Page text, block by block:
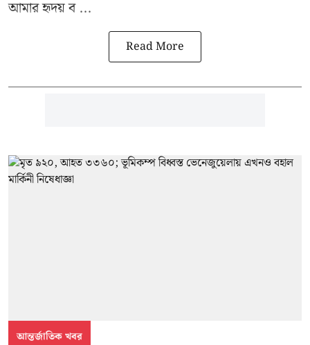
আমার হৃদয় ব ...
Read More
আন্তর্জাতিক খবর